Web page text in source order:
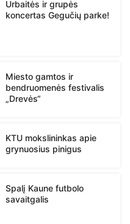
Urbaitės ir grupės
koncertas Gegučių parke!
Miesto gamtos ir
bendruomenės festivalis
„Drevės“
KTU mokslininkas apie
grynuosius pinigus
Spalį Kaune futbolo
savaitgalis